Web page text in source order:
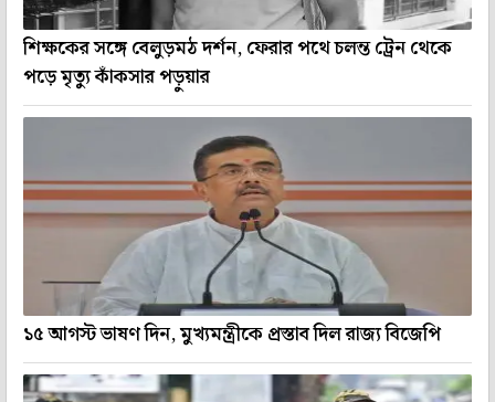
শিক্ষকের সঙ্গে বেলুড়মঠ দর্শন, ফেরার পথে চলন্ত ট্রেন থেকে
পড়ে মৃত্যু কাঁকসার পড়ুয়ার
১৫ আগস্ট ভাষণ দিন, মুখ্যমন্ত্রীকে প্রস্তাব দিল রাজ্য বিজেপি